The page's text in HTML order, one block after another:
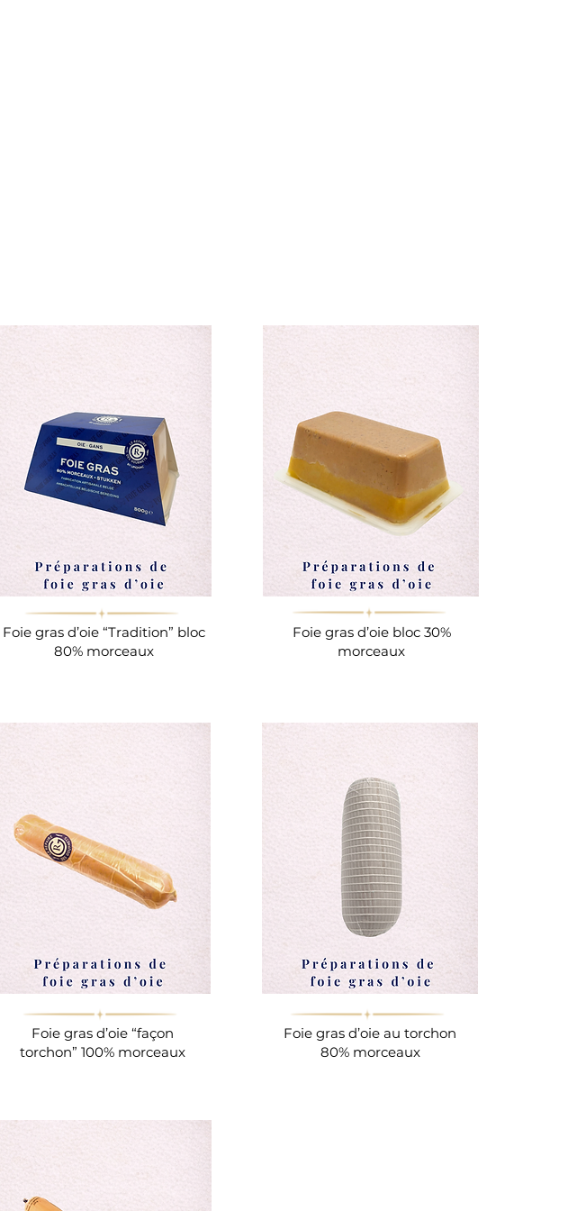
Foie gras d’oie “Tradition” bloc
80% morceaux
Foie gras d’oie bloc 30%
morceaux
Foie gras d’oie “façon
torchon” 100% morceaux
Foie gras d’oie au torchon
80% morceaux